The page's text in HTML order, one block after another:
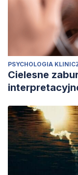
PSYCHOLOGIA
Cielesne